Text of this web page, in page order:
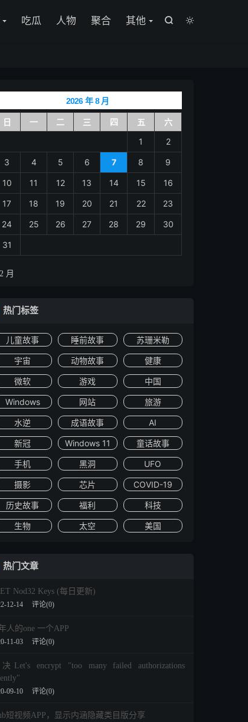


吃瓜 人物 聚合 其他
2026 年 8 月
日 一 二 三 四 五
六
1
2
3 4 5 6 7 8 9
10 11 12 13 14 15 16
17 18 19 20 21 22 23
24 25 26 27 28 29 30
31
月
热门标签
儿童故事 睡前故事 苏珊米勒
宇宙 动物故事 健康
微软 游戏 中国
Windows 网站 旅游
水逆 成语故事 AI
新冠 Windows 11 童话故事
手机 黑洞 UFO
摄影 芯片 COVID-19
历史故事 福利 科技
生物 太空 美国
热门文章
Nod32 Keys (每日更新)
12-14 评论(0)
人的one 一个APP
11-03 评论(0)
Let's encrypt "too many failed authorizations
09-10 评论(0)
短视频APP，显示内涵隐藏类目版分享